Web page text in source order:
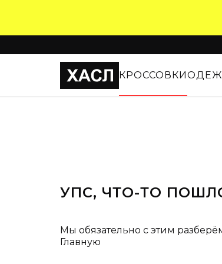
КРОССОВКИ
УПС, ЧТО-ТО
Мы обязательно с этим
Главную